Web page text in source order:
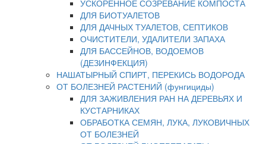
УСКОРЕННОЕ СОЗРЕВАНИЕ КОМПОСТА
ДЛЯ БИОТУАЛЕТОВ
ДЛЯ ДАЧНЫХ ТУАЛЕТОВ, СЕПТИКОВ
ОЧИСТИТЕЛИ, УДАЛИТЕЛИ ЗАПАХА
ДЛЯ БАССЕЙНОВ, ВОДОЕМОВ
(ДЕЗИНФЕКЦИЯ)
НАШАТЫРНЫЙ СПИРТ, ПЕРЕКИСЬ ВОДОРОДА
ОТ БОЛЕЗНЕЙ РАСТЕНИЙ (фунгициды)
ДЛЯ ЗАЖИВЛЕНИЯ РАН НА ДЕРЕВЬЯХ И
КУСТАРНИКАХ
ОБРАБОТКА СЕМЯН, ЛУКА, ЛУКОВИЧНЫХ
ОТ БОЛЕЗНЕЙ